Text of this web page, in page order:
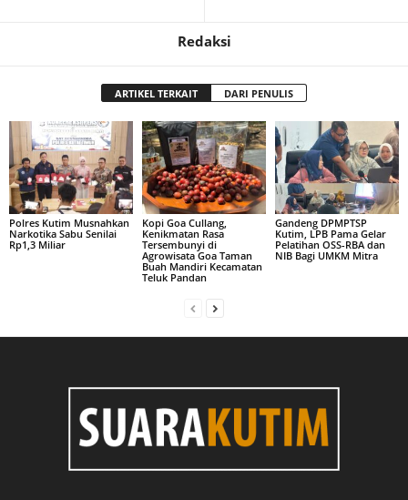
Redaksi
ARTIKEL TERKAIT DARI PENULIS
Polres Kutim Musnahkan
Narkotika Sabu Senilai
Rp1,3 Miliar
Kopi Goa Cullang,
Kenikmatan Rasa
Tersembunyi di
Agrowisata Goa Taman
Buah Mandiri Kecamatan
Teluk Pandan
Gandeng DPMPTSP
Kutim, LPB Pama Gelar
Pelatihan OSS-RBA dan
NIB Bagi UMKM Mitra